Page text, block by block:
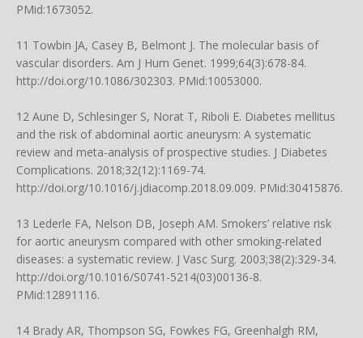
PMid:1673052.
11 Towbin JA, Casey B, Belmont J. The molecular basis of
vascular disorders. Am J Hum Genet. 1999;64(3):678-84.
http://doi.org/10.1086/302303. PMid:10053000.
12 Aune D, Schlesinger S, Norat T, Riboli E. Diabetes mellitus
and the risk of abdominal aortic aneurysm: A systematic
review and meta-analysis of prospective studies. J Diabetes
Complications. 2018;32(12):1169-74.
http://doi.org/10.1016/j.jdiacomp.2018.09.009. PMid:30415876.
13 Lederle FA, Nelson DB, Joseph AM. Smokers’ relative risk
for aortic aneurysm compared with other smoking-related
diseases: a systematic review. J Vasc Surg. 2003;38(2):329-34.
http://doi.org/10.1016/S0741-5214(03)00136-8.
PMid:12891116.
14 Brady AR, Thompson SG, Fowkes FG, Greenhalgh RM,